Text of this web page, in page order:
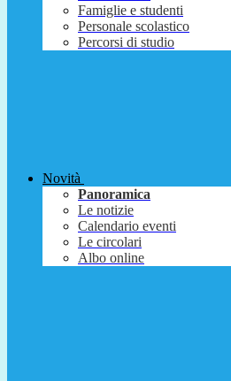
Famiglie e studenti
Personale scolastico
Percorsi di studio
Novità
Panoramica
Le notizie
Calendario eventi
Le circolari
Albo online